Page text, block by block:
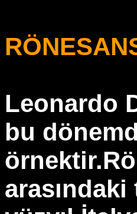
Leonardo
bu